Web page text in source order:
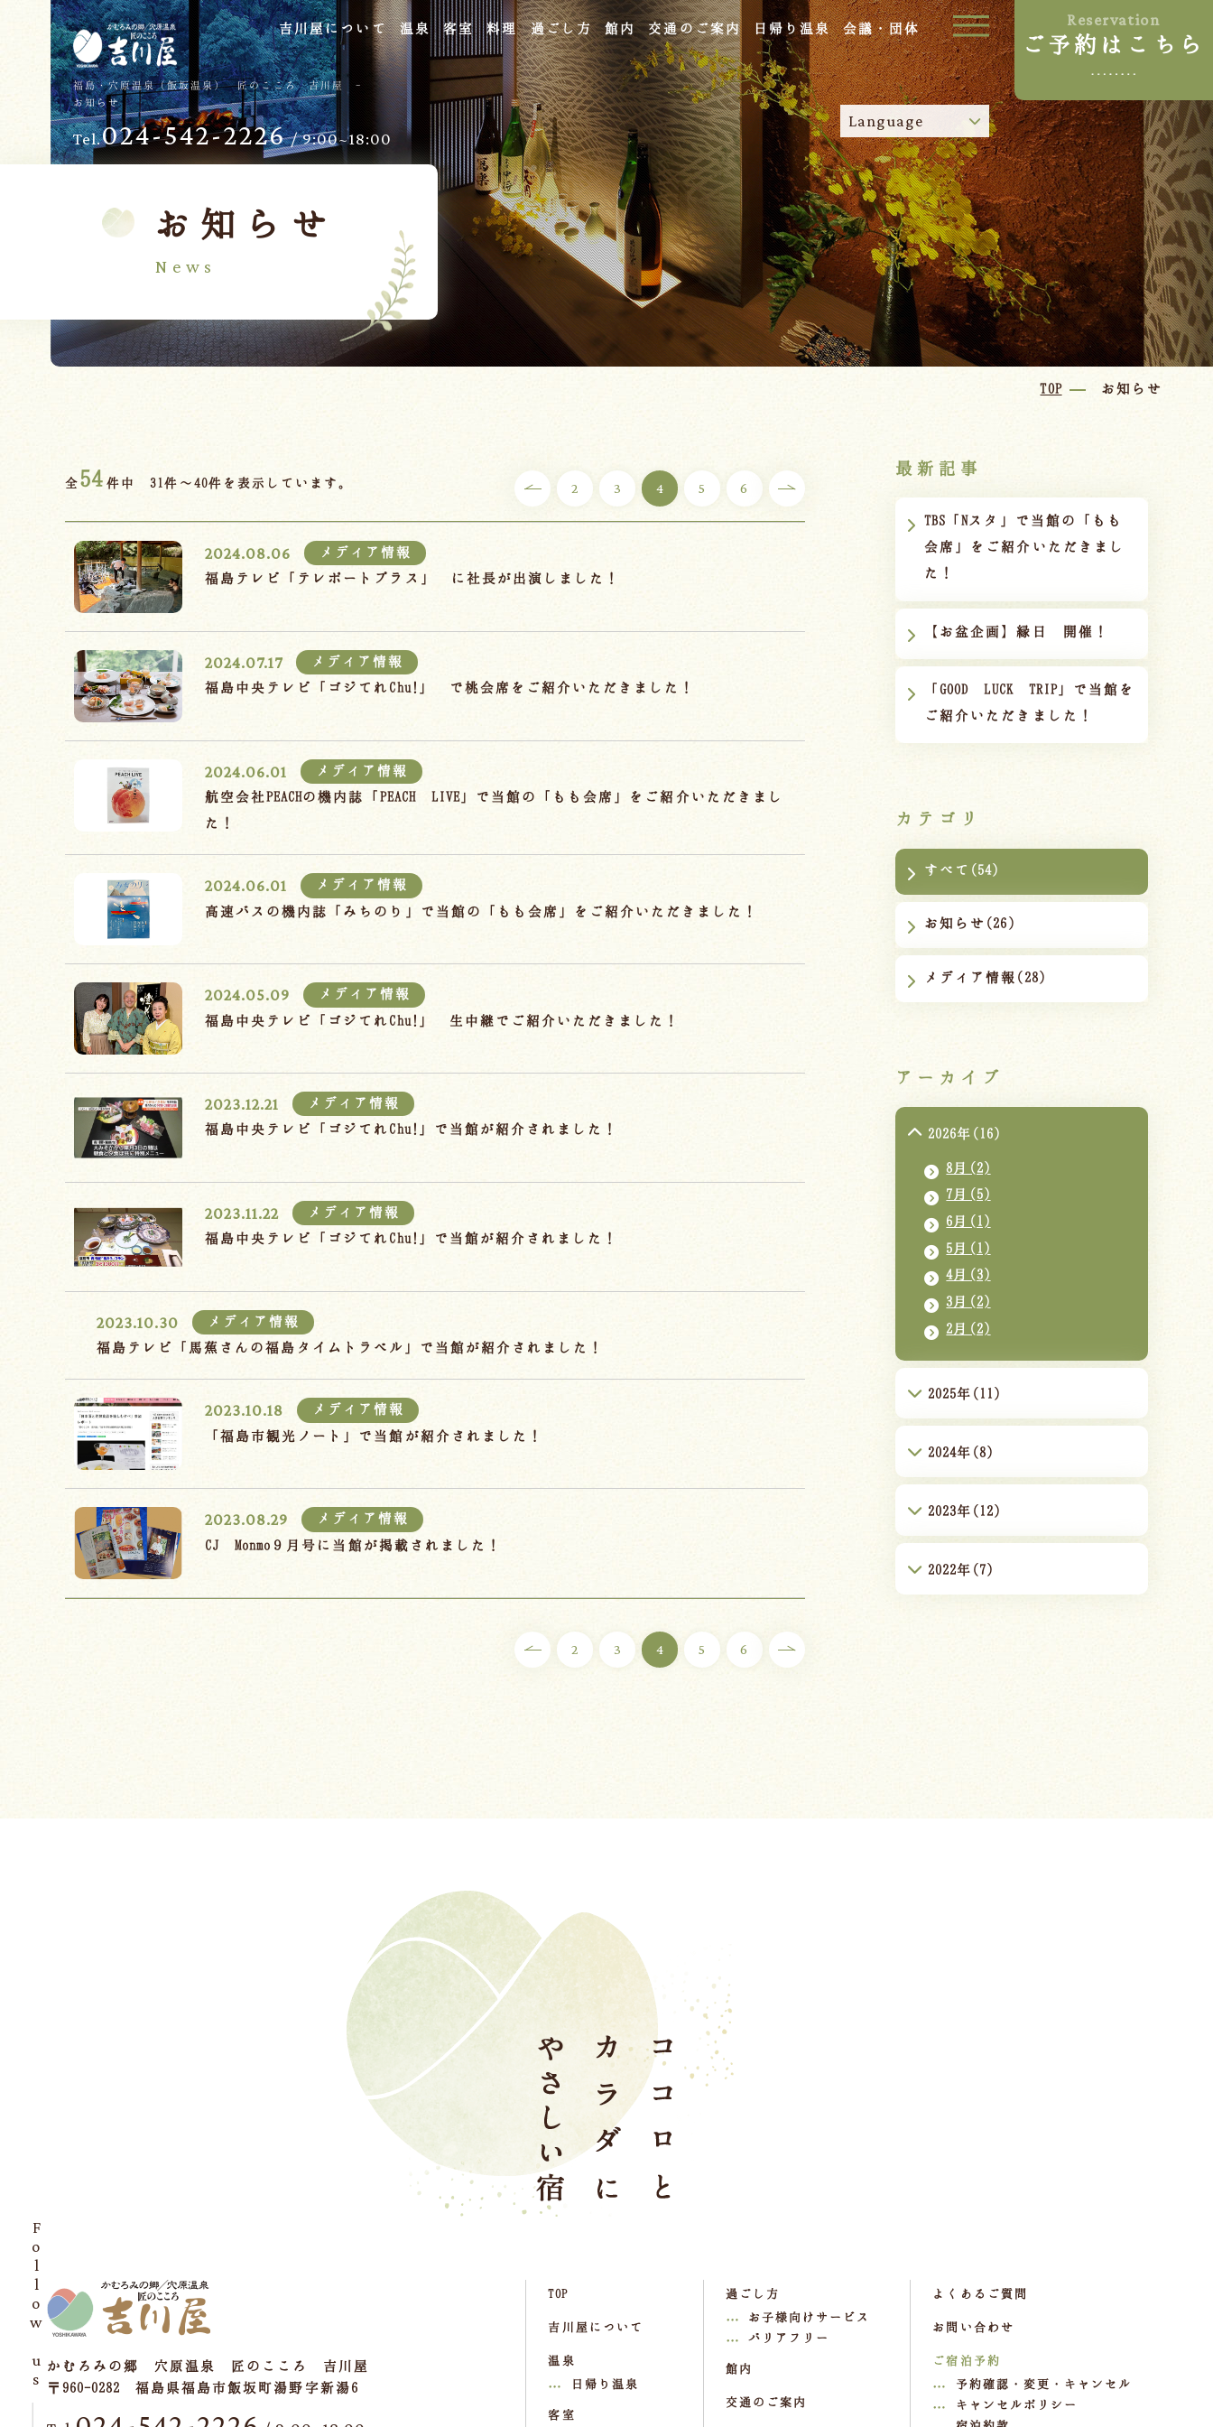
福島・穴原温泉（飯坂温泉） 匠のこころ 吉川屋 -
お知らせ
吉川屋について 温泉 客室 料理 過ごし方 館内 交通のご案内 日帰り温泉 会議・団体 Reservation
ご予約はこちら
Language
Tel.024-542-2226/ 9:00~18:00
お知らせ
News
TOP お知らせ
全 54 件中 31件～40件を表示しています。 2 3 4 5 6
2024.08.06
メディア情報
福島テレビ「テレポートプラス」 に社長が出演しました！
2024.07.17
メディア情報
福島中央テレビ「ゴジてれChu!」 で桃会席をご紹介いただきました！
2024.06.01
メディア情報
航空会社PEACHの機内誌「PEACH LIVE」で当館の「もも会席」をご紹介いただきまし
た！
2024.06.01
メディア情報
高速バスの機内誌「みちのり」で当館の「もも会席」をご紹介いただきました！
2024.05.09
メディア情報
福島中央テレビ「ゴジてれChu!」 生中継でご紹介いただきました！
2023.12.21
メディア情報
福島中央テレビ「ゴジてれChu!」で当館が紹介されました！
2023.11.22
メディア情報
福島中央テレビ「ゴジてれChu!」で当館が紹介されました！
2023.10.30
メディア情報
福島テレビ「馬蕉さんの福島タイムトラベル」で当館が紹介されました！
2023.10.18
メディア情報
「福島市観光ノート」で当館が紹介されました！
2023.08.29
メディア情報
CJ Monmo９月号に当館が掲載されました！
2 3 4 5 6
最新記事
TBS「Nスタ」で当館の「もも
会席」をご紹介いただきまし
た！
【お盆企画】縁日 開催！
「GOOD LUCK TRIP」で当館を
ご紹介いただきました！
カテゴリ
すべて(54)
お知らせ(26)
メディア情報(28)
アーカイブ
2026年(16)
8月(2)
7月(5)
6月(1)
5月(1)
4月(3)
3月(2)
2月(2)
2025年(11)
2024年(8)
2023年(12)
2022年(7)
かむろみの郷 穴原温泉 匠のこころ 吉川屋
〒960-0282 福島県福島市飯坂町湯野字新湯6
TOP
吉川屋について
温泉
日帰り温泉
客室
過ごし方
お子様向けサービス
バリアフリー
館内
交通のご案内
よくあるご質問
お問い合わせ
ご宿泊予約
予約確認・変更・キャンセル
キャンセルポリシー
Follow us
TOP
吉川屋について
温泉
せせらぎの杜
過ごし方
お子様向けサービス
バリアフリー
交通のご案内
吉川屋で過ごす特別な日
よくあるご質問
お問い合わせ
ご宿泊予約
予約確認・変更・キャンセル
キャンセルポリシー
宿泊約款
オンラインショップ
吉川屋×温泉むすめ
Follow us
ご宿泊プラン
お部屋からプランを選ぶ
空室カレンダーから選ぶ
Tel.024-542-2226/
9:00~18:00
Language